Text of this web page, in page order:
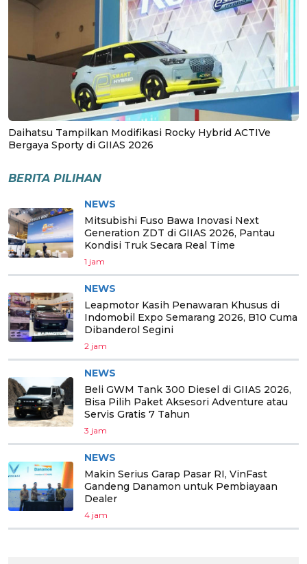
Daihatsu Tampilkan Modifikasi Rocky Hybrid ACTIVe
Bergaya Sporty di GIIAS 2026
BERITA PILIHAN
NEWS
Mitsubishi Fuso Bawa Inovasi Next
Generation ZDT di GIIAS 2026, Pantau
Kondisi Truk Secara Real Time
1 jam
NEWS
Leapmotor Kasih Penawaran Khusus di
Indomobil Expo Semarang 2026, B10 Cuma
Dibanderol Segini
2 jam
NEWS
Beli GWM Tank 300 Diesel di GIIAS 2026,
Bisa Pilih Paket Aksesori Adventure atau
Servis Gratis 7 Tahun
3 jam
NEWS
Makin Serius Garap Pasar RI, VinFast
Gandeng Danamon untuk Pembiayaan
Dealer
4 jam